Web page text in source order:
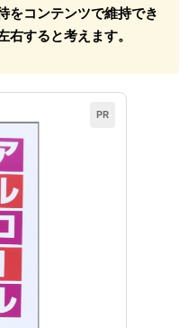
をコンテンツで維持でき
右すると考えます。
PR